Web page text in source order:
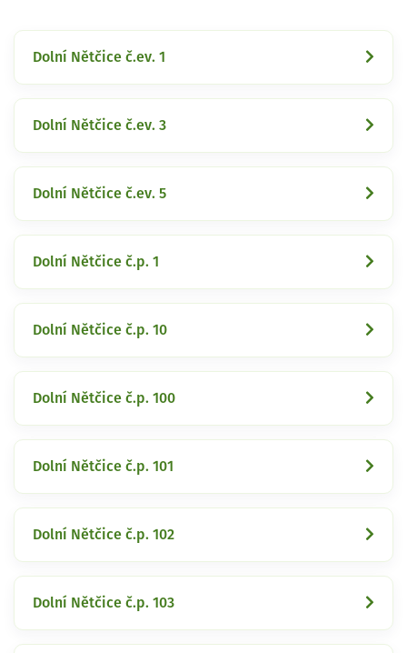
Dolní Nětčice č.ev. 1
Dolní Nětčice č.ev. 3
Dolní Nětčice č.ev. 5
Dolní Nětčice č.p. 1
Dolní Nětčice č.p. 10
Dolní Nětčice č.p. 100
Dolní Nětčice č.p. 101
Dolní Nětčice č.p. 102
Dolní Nětčice č.p. 103